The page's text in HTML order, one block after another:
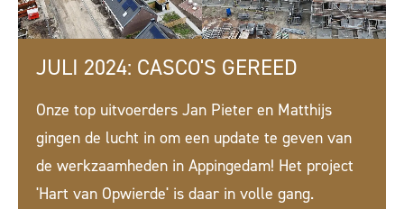
JULI 2024: CASCO'S GEREED
Onze top uitvoerders Jan Pieter en Matthijs
gingen de lucht in om een update te geven van
de werkzaamheden in Appingedam! Het project
'Hart van Opwierde' is daar in volle gang.